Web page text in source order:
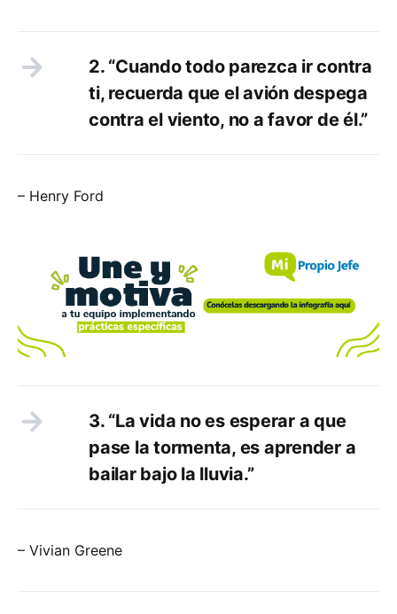
2. “Cuando todo parezca ir contra
ti, recuerda que el avión despega
contra el viento, no a favor de él.”
– Henry Ford
3. “La vida no es esperar a que
pase la tormenta, es aprender a
bailar bajo la lluvia.”
– Vivian Greene